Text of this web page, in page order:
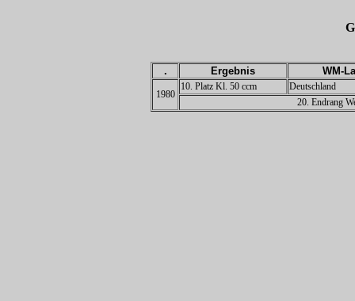
. Ergebnis WM-
1980
10. Platz Kl. 50 ccm
Deutschland
20. Endrang